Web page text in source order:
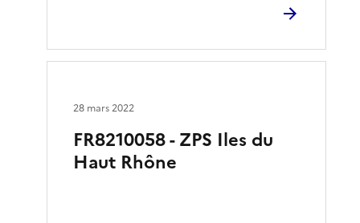
FR8210058 - ZPS Iles du
Haut Rhône
28 mars 2022